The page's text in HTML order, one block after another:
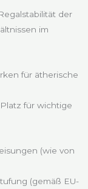
der
im
für ätherische
für wichtige
(wie von
(gemäß EU-